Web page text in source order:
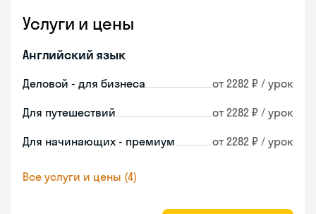
Услуги и цены
Английский язык
Деловой - для бизнеса от 2282 ₽ / урок
Для путешествий от 2282 ₽ / урок
Для начинающих - премиум от 2282 ₽ / урок
Все услуги и цены (4)